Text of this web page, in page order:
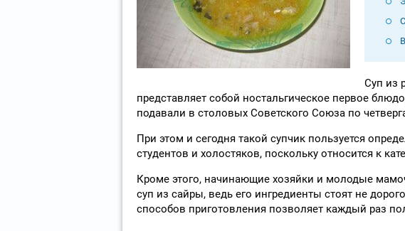
Суп из
представляет собой ностальгическое первое
подавали в столовых Советского Союза по
При этом и сегодня такой супчик пользуется
студентов и холостяков, поскольку относится к
Кроме этого, начинающие хозяйки и молодые
суп из сайры, ведь его ингредиенты стоят не
способов приготовления позволяет каждый раз